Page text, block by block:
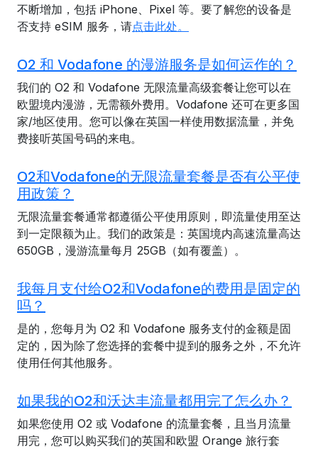
不断增加，包括 iPhone、Pixel 等。要了解您的设备是
否支持 eSIM 服务，请点击此处。
O2 和 Vodafone 的漫游服务是如何运作的？
我们的 O2 和 Vodafone 无限流量高级套餐让您可以在
欧盟境内漫游，无需额外费用。Vodafone 还可在更多国
家/地区使用。您可以像在英国一样使用数据流量，并免
费接听英国号码的来电。
O2和Vodafone的无限流量套餐是否有公平使
用政策？
无限流量套餐通常都遵循公平使用原则，即流量使用至达
到一定限额为止。我们的政策是：英国境内高速流量高达
650GB，漫游流量每月 25GB（如有覆盖）。
我每月支付给O2和Vodafone的费用是固定的
吗？
是的，您每月为 O2 和 Vodafone 服务支付的金额是固
定的，因为除了您选择的套餐中提到的服务之外，不允许
使用任何其他服务。
如果我的O2和沃达丰流量都用完了怎么办？
如果您使用 O2 或 Vodafone 的流量套餐，且当月流量
用完，您可以购买我们的英国和欧盟 Orange 旅行套